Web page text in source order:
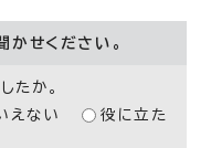
かせください。
たか。
えない
役に立た